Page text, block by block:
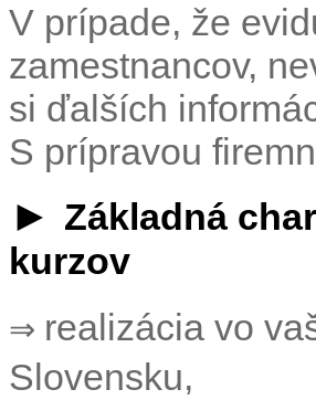
V prípade, že
zamestnancov,
si ďalších
S prípravou
► Základná
kurzov
⇒ realizácia vo
Slovensku,